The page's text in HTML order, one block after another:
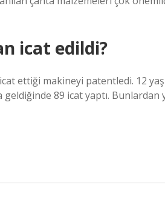
icat edildi?
ettiği makineyi patentledi. 12
89 icat yaptı. Bunlardan